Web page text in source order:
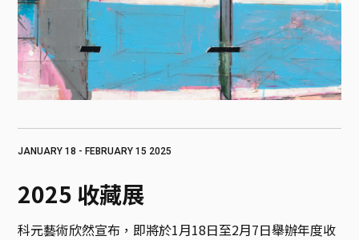
JANUARY 18 - FEBRUARY 15 2025
2025 收藏展
科元藝術欣然宣布，即將於1月18日至2月7日舉辦年度收